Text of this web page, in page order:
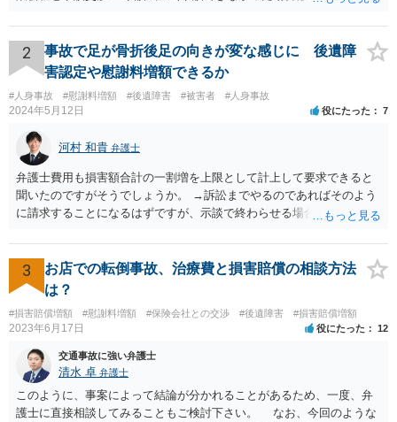
加害者に対する処罰感情など尋ねられるはずですので、率直にお答え
になるとよいと思います。
2
事故で足が骨折後足の向きが変な感じに 後遺障
害認定や慰謝料増額できるか
#人身事故 #慰謝料増額 #後遺障害 #被害者 #人身事故
2024年5月12日 役にたった 7
河村 和貴 弁護士
弁護士費用も損害額合計の一割増を上限として計上して要求できると
聞いたのですがそうでしょうか。 →訴訟までやるのであればそのよう
に請求することになるはずですが、示談で終わらせる場合には、そこ
ならほとんど充足できるか多くが返ってくるイメージなので頼むのも
いいかなと思うのですが。 →LAC基準でもそうかもしれませんし、交
通事故事案ではより定額の費用としている法律事務所も多いように思
います。費用面も含めて、弁護士さんを検討してみるとよいかもしれ
ませんね。 かなり具体的な話も多くなっているので、法律事務所に問
い合わせてみるとよいと思います。
3
お店での転倒事故、治療費と損害賠償の相談方法
は？
#損害賠償増額 #慰謝料増額 #保険会社との交渉 #後遺障害 #損害賠償増額
2023年6月17日 役にたった 12
交通事故に強い弁護士
清水 卓 弁護士
このように、事案によって結論が分かれることがあるため、一度、弁
護士に直接相談してみることもご検討下さい。 なお、今回のような